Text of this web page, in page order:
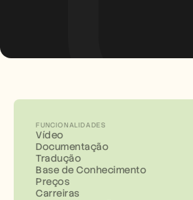
FUNCIONALIDADES
Vídeo
Documentação
Tradução
Base de Conhecimento
Preços
Carreiras